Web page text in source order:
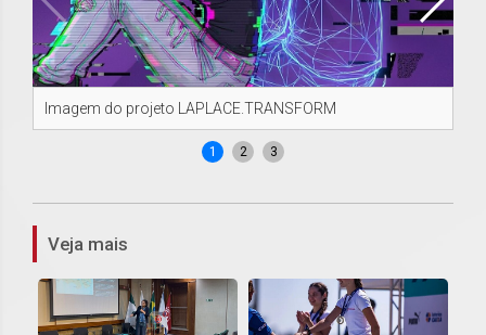
Imagem do projeto LAPLACE.TRANSFORM
1 2 3
Veja mais